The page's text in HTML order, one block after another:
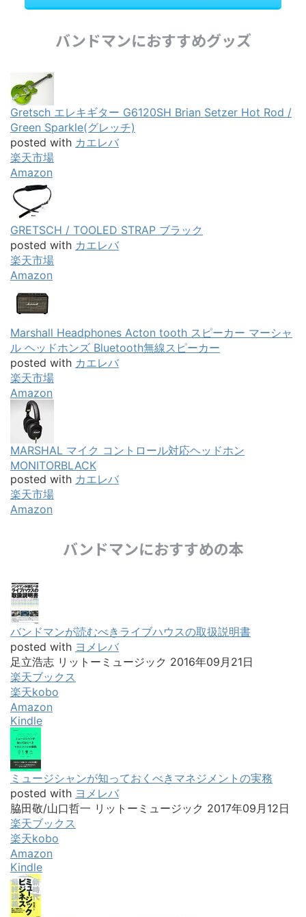
バンドマンにおすすめグッズ
Gretsch エレキギター G6120SH Brian Setzer Hot Rod /
Green Sparkle(グレッチ)
posted with カエレバ
楽天市場
Amazon
GRETSCH / TOOLED STRAP ブラック
posted with カエレバ
楽天市場
Amazon
Marshall Headphones Acton tooth スピーカー マーシャ
ル ヘッドホンズ Bluetooth無線スピーカー
posted with カエレバ
楽天市場
Amazon
MARSHAL マイク コントロール対応ヘッドホン
MONITORBLACK
posted with カエレバ
楽天市場
Amazon
バンドマンにおすすめの本
バンドマンが読むべきライブハウスの取扱説明書
posted with ヨメレバ
足立浩志 リットーミュージック 2016年09月21日
楽天ブックス
楽天kobo
Amazon
Kindle
ミュージシャンが知っておくべきマネジメントの実務
posted with ヨメレバ
脇田敬/山口哲一 リットーミュージック 2017年09月12日
楽天ブックス
楽天kobo
Amazon
Kindle